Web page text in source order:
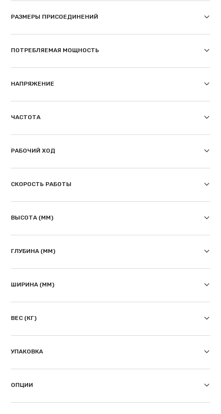
РАЗМЕРЫ ПРИСОЕДИНЕНИЙ
ПОТРЕБЛЯЕМАЯ МОЩНОСТЬ
НАПРЯЖЕНИЕ
ЧАСТОТА
РАБОЧИЙ ХОД
СКОРОСТЬ РАБОТЫ
ВЫСОТА (ММ)
ГЛУБИНА (ММ)
ШИРИНА (ММ)
ВЕС (КГ)
УПАКОВКА
ОПЦИИ